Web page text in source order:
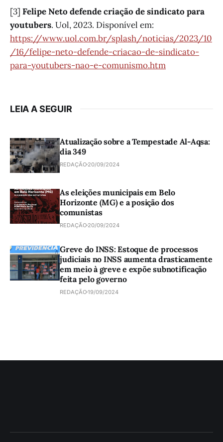
[3] Felipe Neto defende criação de sindicato para
youtubers. Uol, 2023. Disponível em:
https://www.uol.com.br/splash/noticias/2023/10
/16/felipe-neto-defende-criacao-de-sindicato-
para-youtubers-nao-e-comunismo.htm
LEIA A SEGUIR
Atualização sobre a Tempestade Al-Aqsa:
dia 349
REDAÇÃO 20/09/2024
As eleições municipais em Belo
Horizonte (MG) e a posição dos
comunistas
REDAÇÃO 20/09/2024
Greve do INSS: Estoque de processos
judiciais no INSS aumenta drasticamente
em meio à greve e expõe subnotificação
feita pelo governo
REDAÇÃO19/09/2024